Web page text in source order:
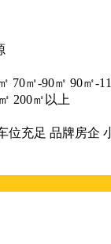
70㎡-90㎡ 90㎡-
200㎡以上
位充足 品牌房企